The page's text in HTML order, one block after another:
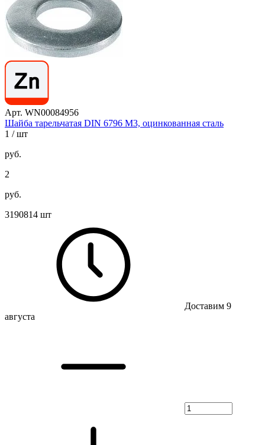
Арт. WN00084956
Шайба тарельчатая DIN 6796 М3, оцинкованная сталь
1 / шт
руб.
2
руб.
3190814 шт
Доставим 9
августа